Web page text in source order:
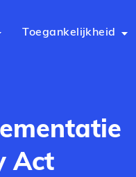
Toegankelijkheid
Act